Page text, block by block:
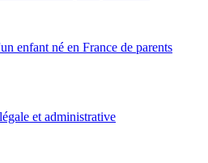
enfant né en France de parents
et administrative